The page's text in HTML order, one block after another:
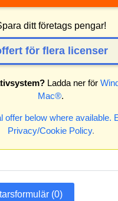
ditt företags pengar!
för flera licenser
Ladda ner för
Mac®.
offer below where available.
Privacy/Cookie Policy.
(0)